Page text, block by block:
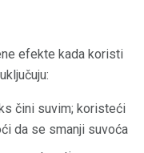
efekte kada koristi
čini suvim; koristeći
da se smanji suvoća